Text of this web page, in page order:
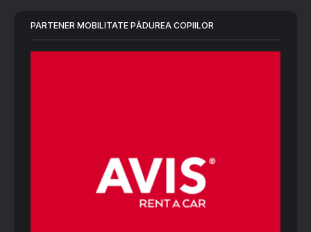
PARTENER MOBILITATE PĂDUREA COPIILOR